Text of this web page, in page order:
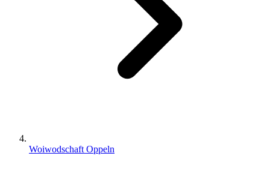
Woiwodschaft Oppeln